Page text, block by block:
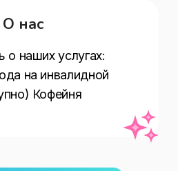
О нас
о наших услугах:
на инвалидной
Кофейня